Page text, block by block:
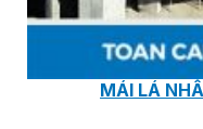
VÁN OSB
MÁI LÁ